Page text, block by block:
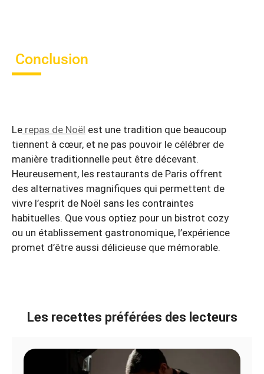
Conclusion
Le repas de Noël est une tradition que beaucoup
tiennent à cœur, et ne pas pouvoir le célébrer de
manière traditionnelle peut être décevant.
Heureusement, les restaurants de Paris offrent
des alternatives magnifiques qui permettent de
vivre l’esprit de Noël sans les contraintes
habituelles. Que vous optiez pour un bistrot cozy
ou un établissement gastronomique, l’expérience
promet d’être aussi délicieuse que mémorable.
Les recettes préférées des lecteurs